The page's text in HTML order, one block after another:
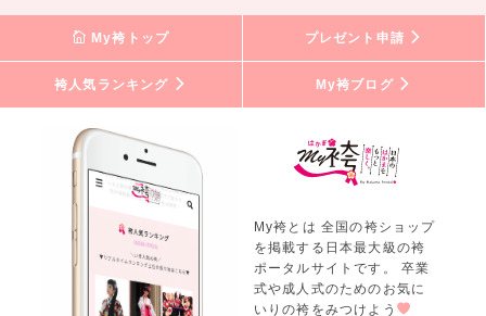
My袴トップ プレゼント申請
袴人気ランキング My袴ブログ
My袴とは 全国の袴ショップ
を掲載する日本最大級の袴
ポータルサイトです。 卒業
式や成人式のためのお気に
いりの袴をみつけよう